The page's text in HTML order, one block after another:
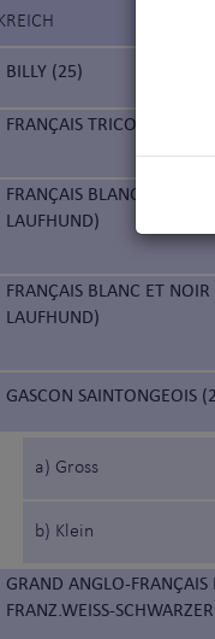
BILLY (25)
FRANÇAIS TRICOLORE
FRANÇAIS BLANC ET
LAUFHUND)
FRANÇAIS BLANC ET
LAUFHUND)
GASCON SAINTONGEOIS
a) Gross
b) Klein
GRAND ANGLO-
FRANZ.WEISS-